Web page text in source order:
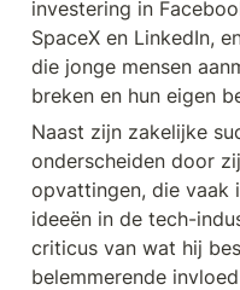
investering in
SpaceX en LinkedIn,
die jonge mensen
breken en hun eigen
Naast zijn zakelijke
onderscheiden door
opvattingen, die vaak
ideeën in de tech-
criticus van wat hij
belemmerende